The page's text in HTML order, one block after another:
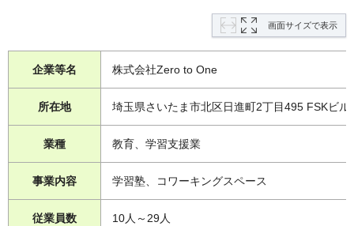
画面サイズで表示
企業等名 株式会社Zero to One
所在地 埼玉県さいたま市北区日進町2丁目495 FSKビル
業種 教育、学習支援業
事業内容 学習塾、コワーキングスペース
従業員数 10人～29人